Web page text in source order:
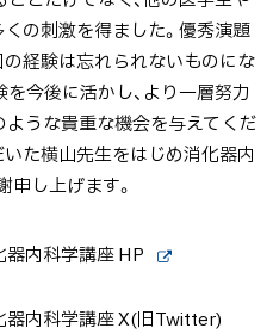
の刺激を得ました。優秀演題
経験は忘れられないものにな
今後に活かし、より一層努力
ような貴重な機会を与えてくだ
た横山先生をはじめ消化器内
し上げます。
内科学講座 HP
サ
器内科学講座 X(旧Twitter)